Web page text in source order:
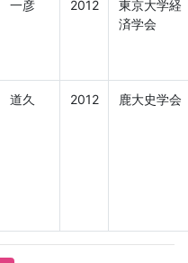
一彦 2012
東京大学経
済学会
道久 2012 鹿大史学会